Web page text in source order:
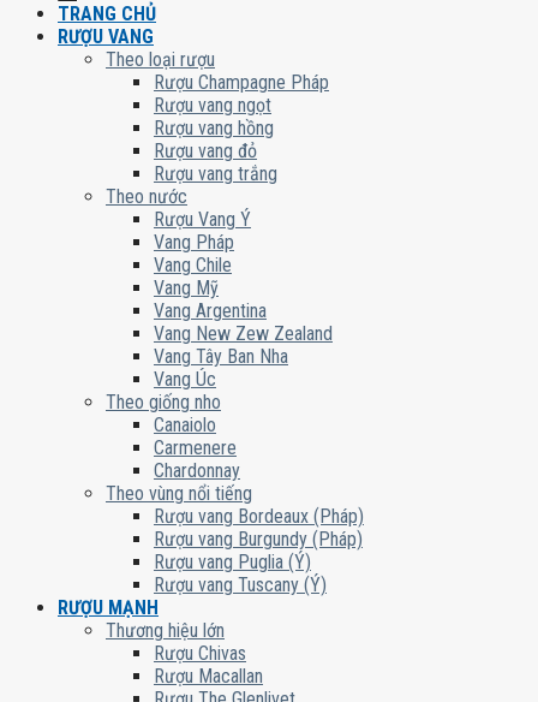
TRANG CHỦ
RƯỢU VANG
Theo loại rượu
Rượu Champagne Pháp
Rượu vang ngọt
Rượu vang hồng
Rượu vang đỏ
Rượu vang trắng
Theo nước
Rượu Vang Ý
Vang Pháp
Vang Chile
Vang Mỹ
Vang Argentina
Vang New Zew Zealand
Vang Tây Ban Nha
Vang Úc
Theo giống nho
Canaiolo
Carmenere
Chardonnay
Theo vùng nổi tiếng
Rượu vang Bordeaux (Pháp)
Rượu vang Burgundy (Pháp)
Rượu vang Puglia (Ý)
Rượu vang Tuscany (Ý)
RƯỢU MẠNH
Thương hiệu lớn
Rượu Chivas
Rượu Macallan